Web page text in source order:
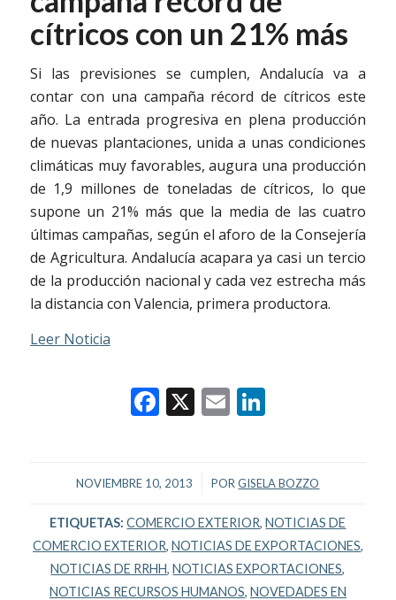
cítricos con un 21% más
Si las previsiones se cumplen, Andalucía va a
contar con una campaña récord de cítricos este
año. La entrada progresiva en plena producción
de nuevas plantaciones, unida a unas condiciones
climáticas muy favorables, augura una producción
de 1,9 millones de toneladas de cítricos, lo que
supone un 21% más que la media de las cuatro
últimas campañas, según el aforo de la Consejería
de Agricultura. Andalucía acapara ya casi un tercio
de la producción nacional y cada vez estrecha más
la distancia con Valencia, primera productora.
Leer Noticia
Facebook
X EmailLinkedIn
NOVIEMBRE 10, 2013
/ PORGISELA BOZZO
ETIQUETAS: COMERCIO EXTERIOR,NOTICIAS DE
COMERCIO EXTERIOR, NOTICIAS DE EXPORTACIONES,
NOTICIAS DE RRHH,NOTICIAS EXPORTACIONES,
NOTICIAS RECURSOS HUMANOS, NOVEDADES EN